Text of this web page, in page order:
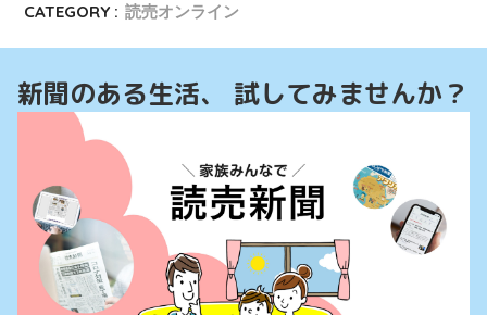
CATEGORY : 読売オンライン
新聞のある生活、 試してみませんか？